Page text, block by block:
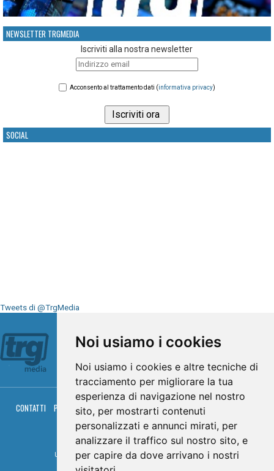
Noi usiamo i cookies
Noi usiamo i cookies e altre tecniche di
tracciamento per migliorare la tua
esperienza di navigazione nel nostro
sito, per mostrarti contenuti
personalizzati e annunci mirati, per
analizzare il traffico sul nostro sito, e
per capire da dove arrivano i nostri
NEWSLETTER TRGMEDIA
Iscriviti alla nostra newsletter
Acconsento al trattamento dati (informativa privacy)
SOCIAL
Tweets di @TrgMedia
CONTATTI PRIVACY COOKIES PALINSESTO DIRETTA TV
RGM HITRADIO
© TRG Media 2005-2026
Umbria Televisioni s.r.l. - P.I.00496230541 -www.trgmedia.it- Powered by